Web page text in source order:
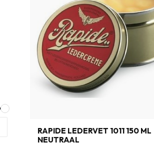
RAPIDE LEDERVET 1011 150 ML
NEUTRAAL